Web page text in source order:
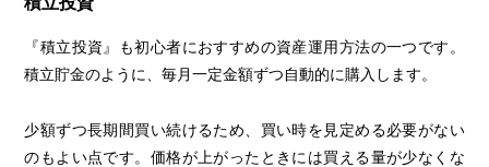
『積立投資』も初心者におすすめの資産運用方法の一つです。
積立貯金のように、毎月一定金額ずつ自動的に購入します。
少額ずつ長期間買い続けるため、買い時を見定める必要がない
のもよい点です。価格が上がったときには買える量が少なくな